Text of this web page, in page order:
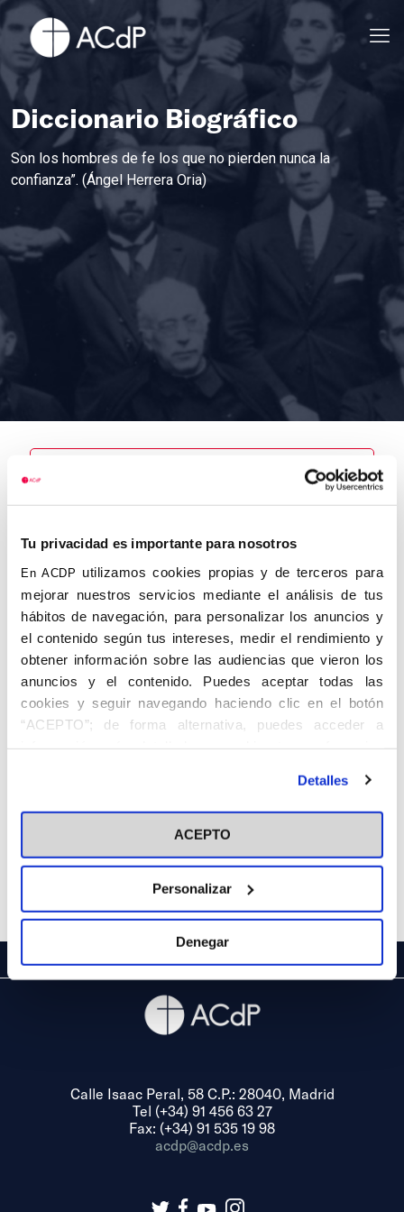
Tu privacidad es importante para nosotros
En ACDP utilizamos cookies propias y de terceros para
mejorar nuestros servicios mediante el análisis de tus
hábitos de navegación, para personalizar los anuncios y
el contenido según tus intereses, medir el rendimiento y
obtener información sobre las audiencias que vieron los
anuncios y el contenido. Puedes aceptar todas las
cookies y seguir navegando haciendo clic en el botón
“ACEPTO”; de forma alternativa, puedes acceder a
información más detallada y cambiar tus preferencias
en el botón "Personalizar". Para más información puedes
visitar nuestra Política de Cookies
Detalles
ACEPTO
Personalizar
Denegar
Diccionario Biográfico
Son los hombres de fe los que no pierden nunca la
confianza”. (Ángel Herrera Oria)
Muñoz
Estévez,
Tomás
Autor
Centro de
adscripción
Madrid
Fecha de
nacimiento
Lugar de
nacimiento
Fecha de
defunción
01/11/1936
Lugar de
Calle Isaac Peral, 58 C.P.: 28040, Madrid
Tel (+34) 91 456 63 27
Fax: (+34) 91 535 19 98
acdp@acdp.es